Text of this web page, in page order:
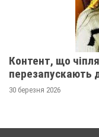
Контент, що
перезапускають
30 березня 2026